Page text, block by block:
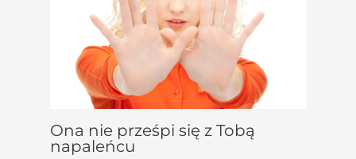
Ona nie prześpi się z Tobą
napaleńcu